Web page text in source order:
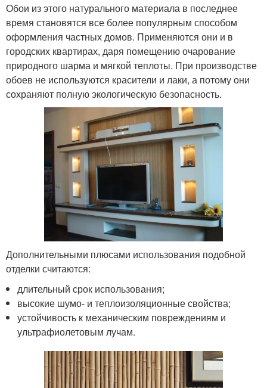
Обои из этого натурального материала в последнее
время становятся все более популярным способом
оформления частных домов. Применяются они и в
городских квартирах, даря помещению очарование
природного шарма и мягкой теплоты. При производстве
обоев не используются красители и лаки, а потому они
сохраняют полную экологическую безопасность.
Дополнительными плюсами использования подобной
отделки считаются:
длительный срок использования;
высокие шумо- и теплоизоляционные свойства;
устойчивость к механическим повреждениям и
ультрафиолетовым лучам.